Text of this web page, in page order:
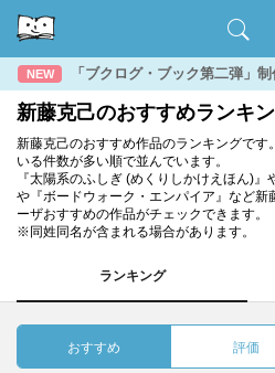
NEW 「ブクログ・ブック第二弾」
新藤克己のおすすめランキ
新藤克己のおすすめ作品のランキングです
いる件数が多い順で並んでいます。
『太陽系のふしぎ (めくりしかけえほん)』
や『ボードウォーク・エンパイア』など
ーザおすすめの作品がチェックできます。
※同姓同名が含まれる場合があります。
ランキング
おすすめ 評価